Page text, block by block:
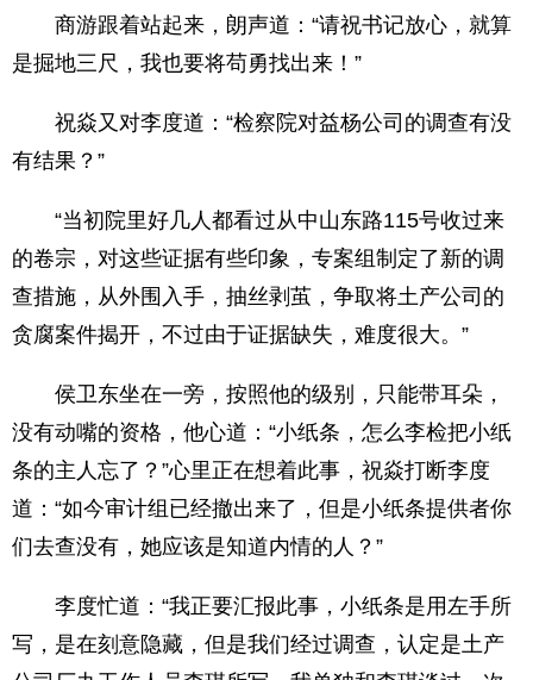
商游跟着站起来，朗声道：“请祝书记放心，就算
是掘地三尺，我也要将苟勇找出来！”
祝焱又对李度道：“检察院对益杨公司的调查有没
有结果？”
“当初院里好几人都看过从中山东路115号收过来
的卷宗，对这些证据有些印象，专案组制定了新的调
查措施，从外围入手，抽丝剥茧，争取将土产公司的
贪腐案件揭开，不过由于证据缺失，难度很大。”
侯卫东坐在一旁，按照他的级别，只能带耳朵，
没有动嘴的资格，他心道：“小纸条，怎么李检把小纸
条的主人忘了？”心里正在想着此事，祝焱打断李度
道：“如今审计组已经撤出来了，但是小纸条提供者你
们去查没有，她应该是知道内情的人？”
李度忙道：“我正要汇报此事，小纸条是用左手所
写，是在刻意隐藏，但是我们经过调查，认定是土产